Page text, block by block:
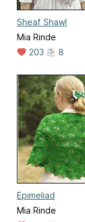
Sheaf Shawl
Mia Rinde
203
8
Epimeliad
Mia Rinde